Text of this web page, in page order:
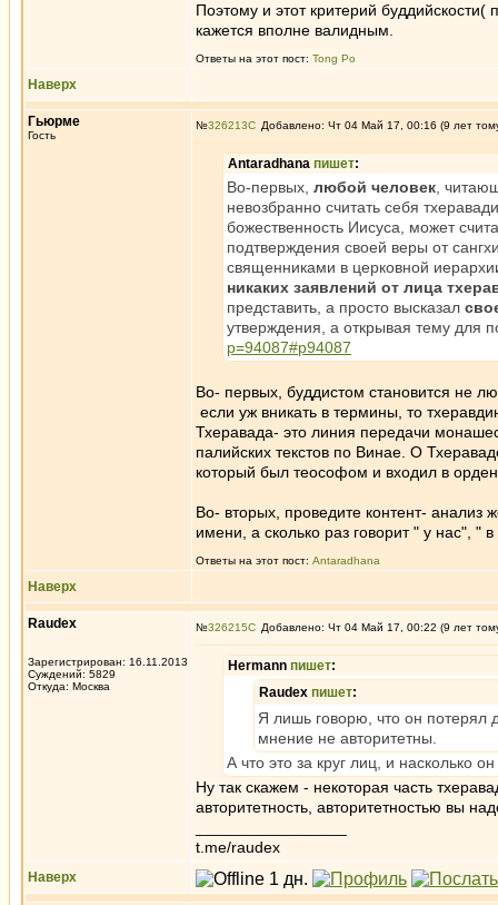
Поэтому и этот критерий
кажется вполне валидным.
Ответы на этот пост: Tong Po
Наверх
Гьюрме
Гость
№326213 Добавлено: Чт 04 Май 17, 00:16 (9 лет
Antaradhana пишет:
Во-первых, любой человек ,
невозбранно считать себя
божественность Иисуса, может
подтверждения своей веры от
священниками в церковной
никаких заявлений от лица
представить, а просто высказал
утверждения, а открывая тему для
p=94087#p94087
Во- первых, буддистом становится не
если уж вникать в термины, то
Тхеравада- это линия передачи
палийских текстов по Винае. О
который был теософом и входил в
Во- вторых, проведите контент- анализ
имени, а сколько раз говорит " у нас", "
Ответы на этот пост: Antaradhana
Наверх
Raudex
Зарегистрирован: 16.11.2013
Суждений: 5829
Откуда: Москва
№326215 Добавлено: Чт 04 Май 17, 00:22 (9 лет
Hermann пишет:
Raudex пишет:
Я лишь говорю, что он потерял
мнение не авторитетны.
А что это за круг лиц, и насколько
Ну так скажем - некоторая часть
авторитетность, авторитетностью вы
t.me/raudex
Наверх